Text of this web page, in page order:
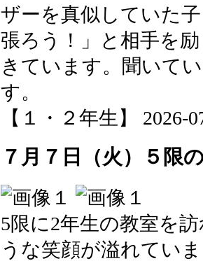
ザーを真似していた
張ろう！」と相手を
きています。聞いて
す。
【１・２年生】 2026-
７月７日（火）５限
5限に2年生の教室を
うな笑顔が溢れてい